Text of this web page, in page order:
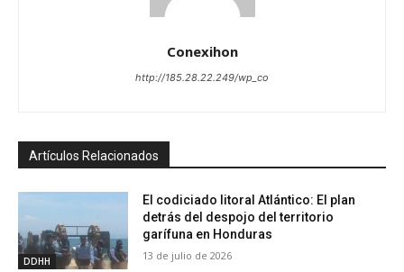
Conexihon
http://185.28.22.249/wp_co
Artículos Relacionados
DDHH
El codiciado litoral Atlántico: El plan
detrás del despojo del territorio
garífuna en Honduras
13 de julio de 2026